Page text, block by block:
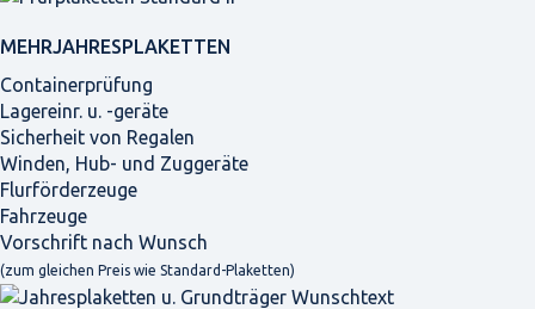
MEHRJAHRES­PLAKETTEN
Containerprüfung
Lagereinr. u. -geräte
Sicherheit von Regalen
Winden, Hub- und Zuggeräte
Flurförderzeuge
Fahrzeuge
Vorschrift nach Wunsch
(zum gleichen Preis wie Standard-Plaketten)